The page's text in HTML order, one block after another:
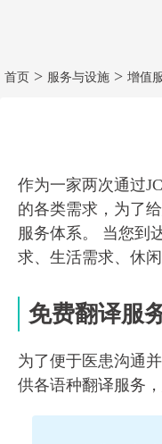
首页 > 服务与设施 > 增值
作为一家两次通过
的各类需求，为了
服务体系。 当您到
求、生活需求、休
免费翻译服
为了便于医患沟通
供各语种翻译服务